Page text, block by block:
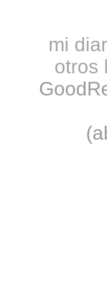
mi
otros